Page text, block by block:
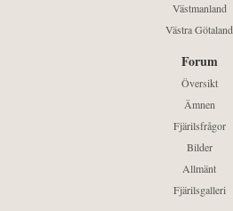
Västmanland
Västra Götaland
Forum
Översikt
Ämnen
Fjärilsfrågor
Bilder
Allmänt
Fjärilsgalleri